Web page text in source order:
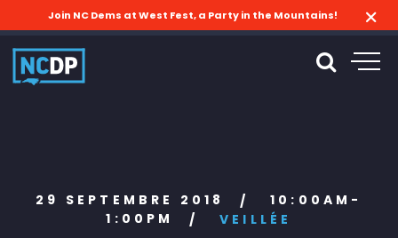
Join NC Dems at West Fest, a Party in the Mountains!
29 SEPTEMBRE 2018 /
10:00AM-
1:00PM
/ VEILLÉE